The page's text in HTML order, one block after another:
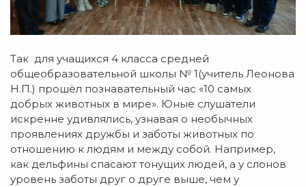
Так для учащихся 4 класса средней
общеобразовательной школы № 1(учитель Леонова
Н.П.) прошёл познавательный час «10 самых
добрых животных в мире». Юные слушатели
искренне удивлялись, узнавая о необычных
проявлениях дружбы и заботы животных по
отношению к людям и между собой. Например,
как дельфины спасают тонущих людей, а у слонов
уровень заботы друг о друге выше, чем у